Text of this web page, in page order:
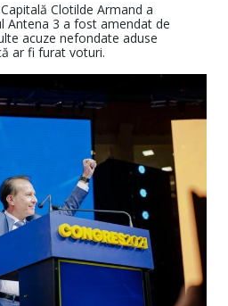
Clotilde Armand a
Antena 3 a fost amendat de
acuze nefondate aduse
ar fi furat voturi.